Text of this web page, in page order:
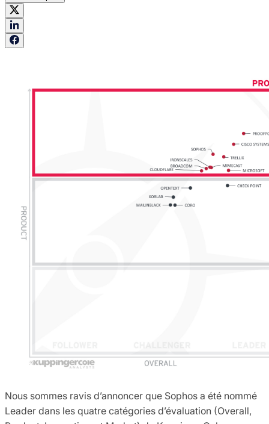
Nous sommes ravis d’annoncer que Sophos a été nommé
Leader dans les quatre catégories d’évaluation (Overall,